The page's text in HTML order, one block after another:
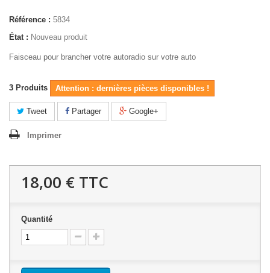
Référence : 5834
État : Nouveau produit
Faisceau pour brancher votre autoradio sur votre auto
3 Produits Attention : dernières pièces disponibles !
Tweet Partager Google+
Imprimer
18,00 € TTC
Quantité